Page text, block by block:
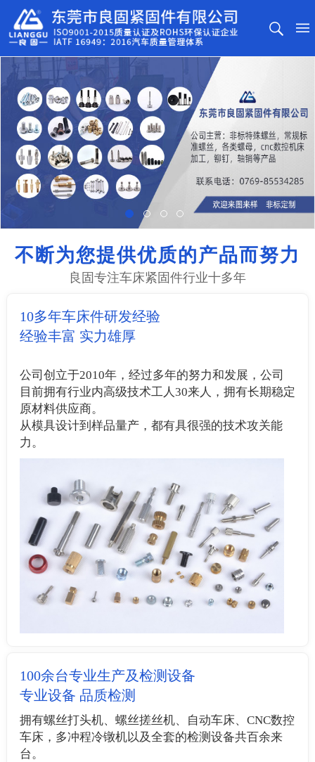
不断为您提供优质的产品而努力
良固专注车床紧固件行业十多年
10多年车床件研发经验
经验丰富 实力雄厚
公司创立于2010年，经过多年的努力和发展，公司
目前拥有行业内高级技术工人30来人，拥有长期稳定
原材料供应商。
从模具设计到样品量产，都有具很强的技术攻关能
力。
100余台专业生产及检测设备
专业设备 品质检测
拥有螺丝打头机、螺丝搓丝机、自动车床、CNC数控
车床，多冲程冷镦机以及全套的检测设备共百余来
台。